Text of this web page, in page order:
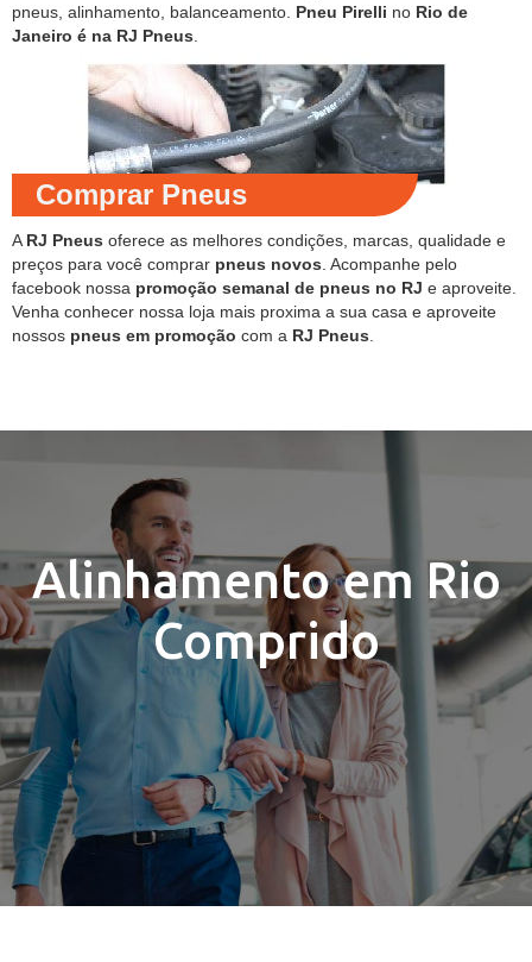
pneus, alinhamento, balanceamento. Pneu Pirelli no Rio de
Janeiro é na RJ Pneus
Comprar Pneus
A RJ Pneus oferece as melhores condições, marcas, qualidade e
preços para você comprar pneus novos . Acompanhe pelo
facebook nossa promoção semanal de pneus no RJ e aproveite.
Venha conhecer nossa loja mais proxima a sua casa e aproveite
nossos pneus em promoção com a RJ Pneus
Alinhamento em Rio
Comprido